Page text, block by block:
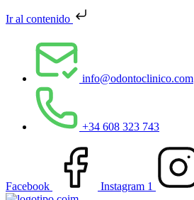
Ir al contenido
info@odontoclinico.com
+34 608 323 743
Facebook Instagram 1